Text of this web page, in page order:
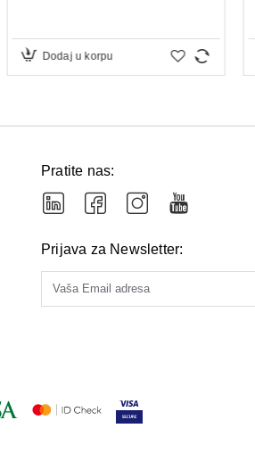
Dodaj u korpu
Pratite nas:
Prijava za Newsletter: